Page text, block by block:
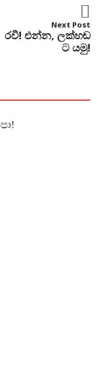
Next Post
රවී! එන්න, ලක්හඬ
ට යමු!